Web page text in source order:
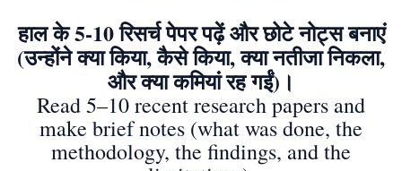
हाल के 5-10 रिसर्च पेपर पढ़ें और छोटे नोट्स बनाएं
(उन्होंने क्या किया, कैसे किया, क्या नतीजा निकला,
और क्या कमियां रह गईं)।
Read 5–10 recent research papers and
make brief notes (what was done, the
methodology, the findings, and the